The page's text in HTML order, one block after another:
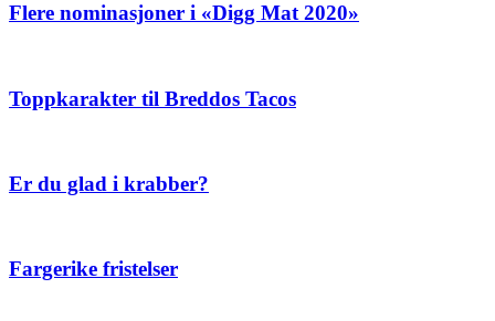
Flere nominasjoner i «Digg Mat 2020»
Toppkarakter til Breddos Tacos
Er du glad i krabber?
Fargerike fristelser